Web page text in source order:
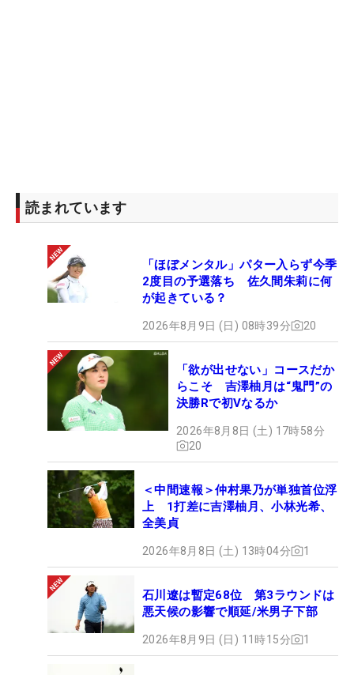
読まれています
「ほぼメンタル」パター入らず今季
2度目の予選落ち 佐久間朱莉に何
が起きている？
2026年8月9日 (日) 08時39分 20
「欲が出せない」コースだか
らこそ 吉澤柚月は“鬼門”の
決勝Rで初Vなるか
2026年8月8日 (土) 17時58分
20
＜中間速報＞仲村果乃が単独首位浮
上 1打差に吉澤柚月、小林光希、
全美貞
2026年8月8日 (土) 13時04分 1
石川遼は暫定68位 第3ラウンドは
悪天候の影響で順延/米男子下部
2026年8月9日 (日) 11時15分 1